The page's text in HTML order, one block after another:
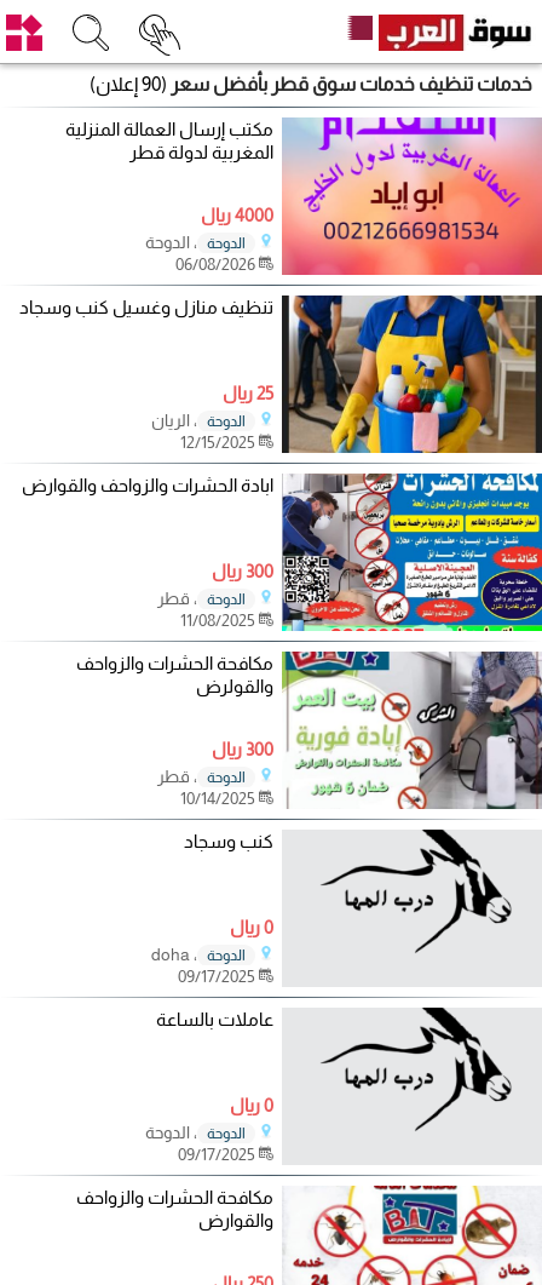
خدمات تنظيف خدمات سوق قطر بأفضل سعر (90 إعلان)
مكتب إرسال العمالة المنزلية
المغربية لدولة قطر
4000 ريال
الدوحة
، الدوحة
06/08/2026
تنظيف منازل وغسيل كنب وسجاد
25 ريال
الدوحة
، الريان
ابادة الحشرات والزواحف والقوارض
300 ريال
الدوحة
، قطر
مكافحة الحشرات والزواحف
والقولرض
300 ريال
الدوحة
، قطر
كنب وسجاد
0 ريال
الدوحة
، doha
عاملات بالساعة
0 ريال
الدوحة
، الدوحة
مكافحة الحشرات والزواحف
والقوارض